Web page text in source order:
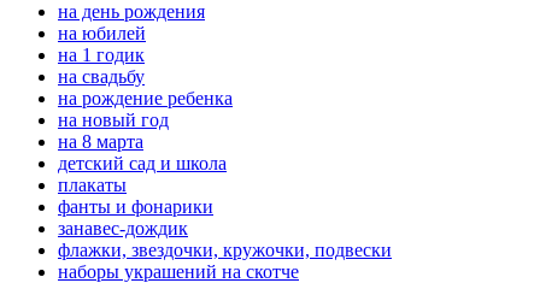
на день рождения
на юбилей
на 1 годик
на свадьбу
на рождение ребенка
на новый год
на 8 марта
детский сад и школа
плакаты
фанты и фонарики
занавес-дождик
флажки, звездочки, кружочки, подвески
наборы украшений на скотче